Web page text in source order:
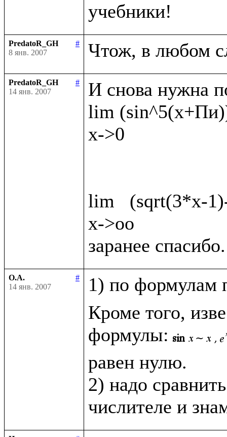
PredatoR_GH
#
8 янв. 2007
PredatoR_GH
#
14 янв. 2007
И снова нужна
lim
x->0
lim   (sqrt(3*x-
x->oo
О.А.
#
14 янв. 2007
1) по формулам
Кроме того,
формулы:
равен нулю.
2) надо